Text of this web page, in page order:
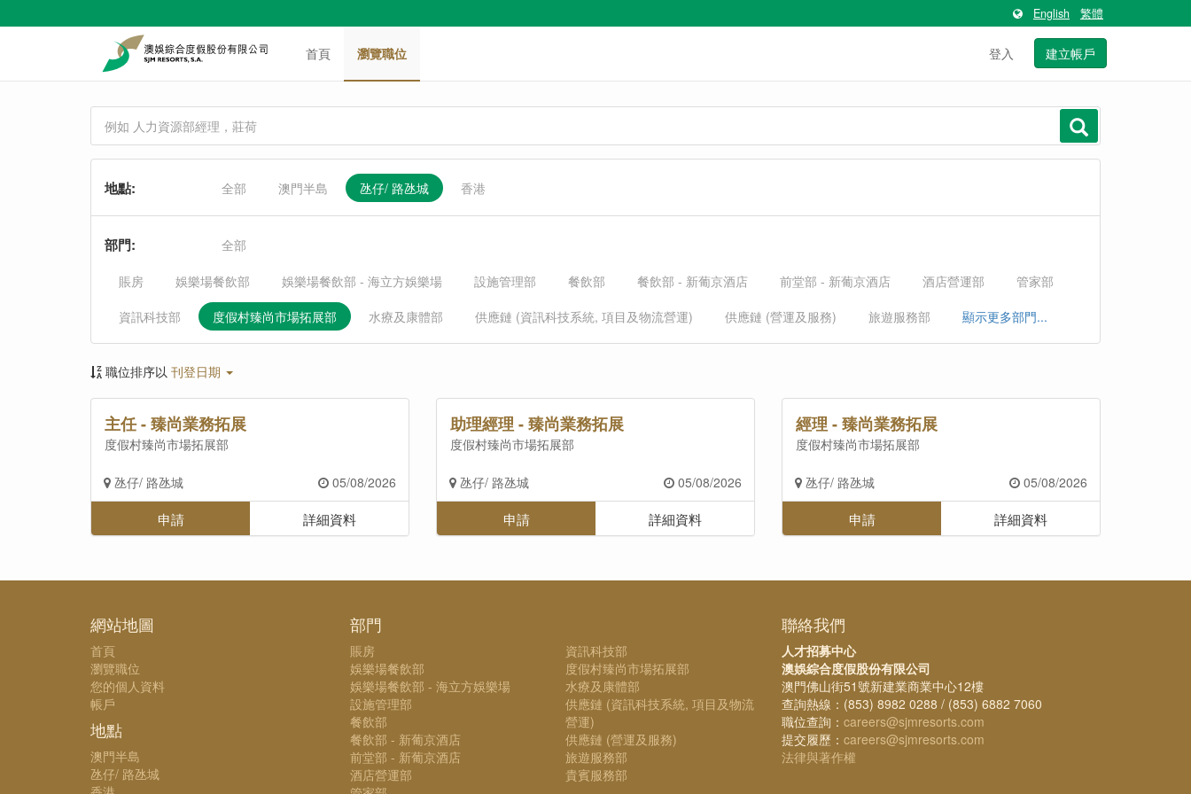
English 繁體
首頁 瀏覽職位 登入 建立帳戶
地點: 全部 澳門半島 氹仔/ 路氹城 香港
部門: 全部
賬房 娛樂場餐飲部 娛樂場餐飲部 - 海立方娛樂場 設施管理部 餐飲部 餐飲部 - 新葡京酒店 前堂部 - 新葡京酒店 酒店營運部
管家部
資訊科技部
度假村臻尚市場拓展部 水療及康體部 供應鏈 (資訊科技系統, 項目及物流營運) 供應鏈 (營運及服務) 旅遊服務部 顯示更多部門...
職位排序以 刊登日期
主任 - 臻尚業務拓展
度假村臻尚市場拓展部
氹仔/ 路氹城 05/08/2026
申請 詳細資料
助理經理 - 臻尚業務拓展
度假村臻尚市場拓展部
氹仔/ 路氹城 05/08/2026
申請 詳細資料
經理 - 臻尚業務拓展
度假村臻尚市場拓展部
氹仔/ 路氹城 05/08/2026
申請 詳細資料
網站地圖
首頁
瀏覽職位
您的個人資料
帳戶
地點
澳門半島
氹仔/ 路氹城
部門
賬房
娛樂場餐飲部
娛樂場餐飲部 - 海立方娛樂場
設施管理部
餐飲部
餐飲部 - 新葡京酒店
前堂部 - 新葡京酒店
酒店營運部
資訊科技部
度假村臻尚市場拓展部
水療及康體部
供應鏈 (資訊科技系統, 項目及物流
營運)
供應鏈 (營運及服務)
旅遊服務部
貴賓服務部
聯絡我們
人才招募中心
澳娛綜合度假股份有限公司
澳門佛山街51號新建業商業中心12樓
查詢熱線：(853) 8982 0288 / (853) 6882 7060
職位查詢： careers@sjmresorts.com
提交履歷： careers@sjmresorts.com
法律與著作權